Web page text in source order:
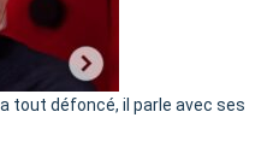
«
C’est
tout défoncé, il parle avec ses